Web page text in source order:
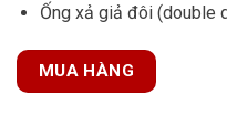
Ống xả giả đôi (double
MUA HÀNG